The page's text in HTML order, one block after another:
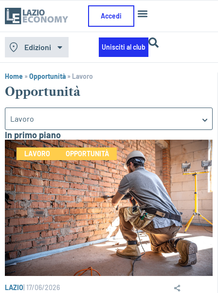
Accedi
Edizioni Unisciti al club
Home »Opportunità » Lavoro
Opportunità
Lavoro
In primo piano
LAVORO OPPORTUNITÀ
LAZIO 17/06/2026